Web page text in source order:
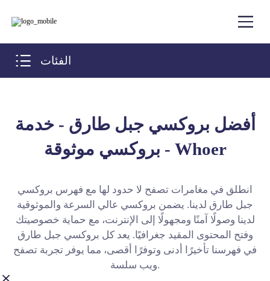
أفضل بروكسي جبل طارق - خدمة
بروكسي موثوقة - Whoer
انطلق في مغامرات تصفح لا حدود لها مع فهرس بروكسي
جبل طارق لدينا. يضمن بروكسي عالي السرعة والموثوقية
لدينا وصولًا آمنًا ومجهولًا إلى الإنترنت، مع حماية خصوصيتك
وفتح المحتوى المقيد جغرافيًا. يعد كل بروكسي جبل طارق
في فهرسنا تأخيرًا أدنى وتوفرًا أقصى، مما يوفر تجربة تصفح
ويب سلسة.
الفئات